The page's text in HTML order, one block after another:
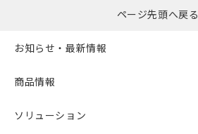
ページ先頭へ戻る
お知らせ・最新情報
商品情報
ソリューション